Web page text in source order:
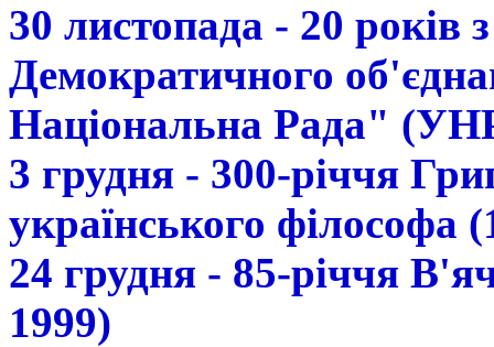
30 листопада - 20 років
Демократичного
Національна Рада"
3 грудня - 300-річчя
українського філософа
24 грудня - 85-річчя
1999)